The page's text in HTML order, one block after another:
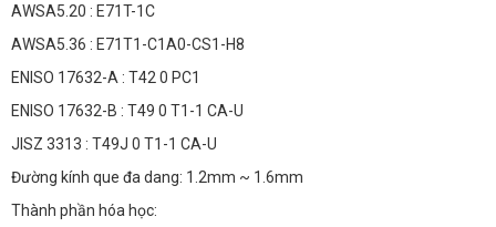
AWSA5.20 : E71T-1C
AWSA5.36 : E71T1-C1A0-CS1-H8
ENISO 17632-A : T42 0 PC1
ENISO 17632-B : T49 0 T1-1 CA-U
JISZ 3313 : T49J 0 T1-1 CA-U
Đường kính que đa dang: 1.2mm ~ 1.6mm
Thành phần hóa học: